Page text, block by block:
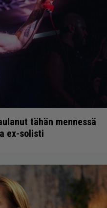
tähän mennessä
ex-solisti